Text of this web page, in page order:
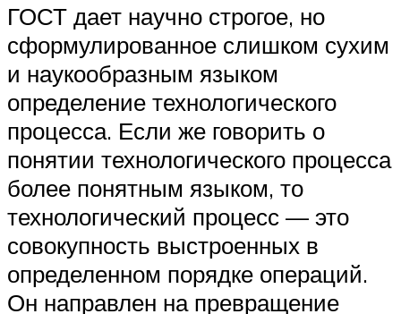
ГОСТ дает научно строгое, но
сформулированное слишком сухим
и наукообразным языком
определение технологического
процесса. Если же говорить о
понятии технологического процесса
более понятным языком, то
технологический процесс — это
совокупность выстроенных в
определенном порядке операций.
Он направлен на превращение